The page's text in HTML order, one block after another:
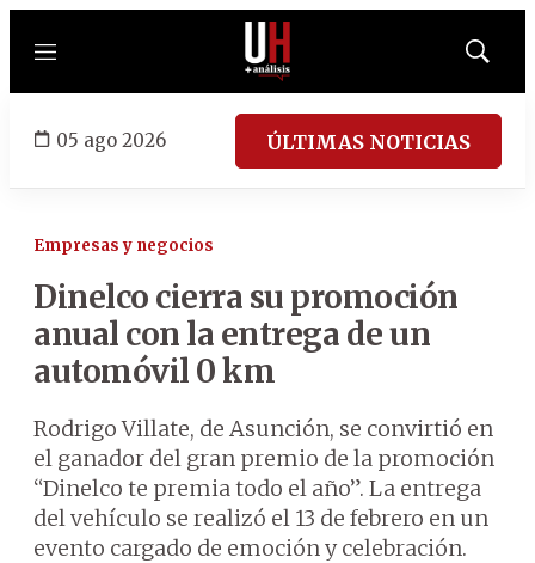
Menú
Mostrar
05 ago 2026 ÚLTIMAS NOTICIAS
Empresas y negocios
Dinelco cierra su promoción
anual con la entrega de un
automóvil 0 km
Rodrigo Villate, de Asunción, se convirtió en
el ganador del gran premio de la promoción
“Dinelco te premia todo el año”. La entrega
del vehículo se realizó el 13 de febrero en un
evento cargado de emoción y celebración.